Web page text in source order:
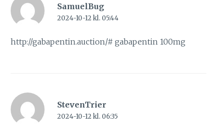
SamuelBug
2024-10-12 kl. 05:44
http://gabapentin.auction/# gabapentin 100mg
StevenTrier
2024-10-12 kl. 06:35